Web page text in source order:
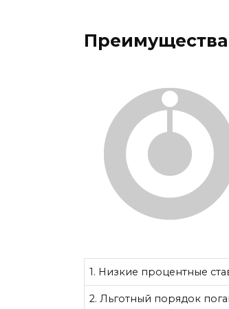
Преимущества
1. Низкие процентные
2. Льготный порядок